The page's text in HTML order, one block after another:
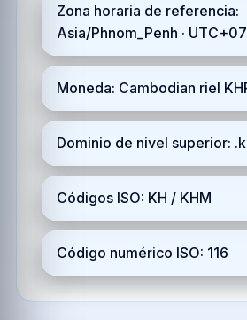
Zona horaria de referencia:
Asia/Phnom_Penh ·
Moneda: Cambodian riel
Dominio de nivel superior:
Códigos ISO: KH / KHM
Código numérico ISO: 116